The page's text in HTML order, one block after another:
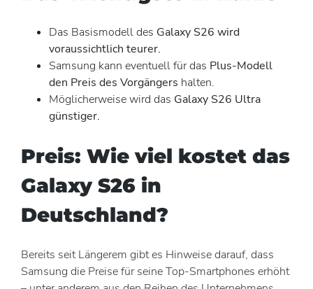
Das Basismodell des Galaxy S26 wird
voraussichtlich teurer.
Samsung kann eventuell für das Plus-Modell
den Preis des Vorgängers halten.
Möglicherweise wird das Galaxy S26 Ultra
günstiger.
Preis: Wie viel kostet das
Galaxy S26 in
Deutschland?
Bereits seit Längerem gibt es Hinweise darauf, dass
Samsung die Preise für seine Top-Smartphones erhöht